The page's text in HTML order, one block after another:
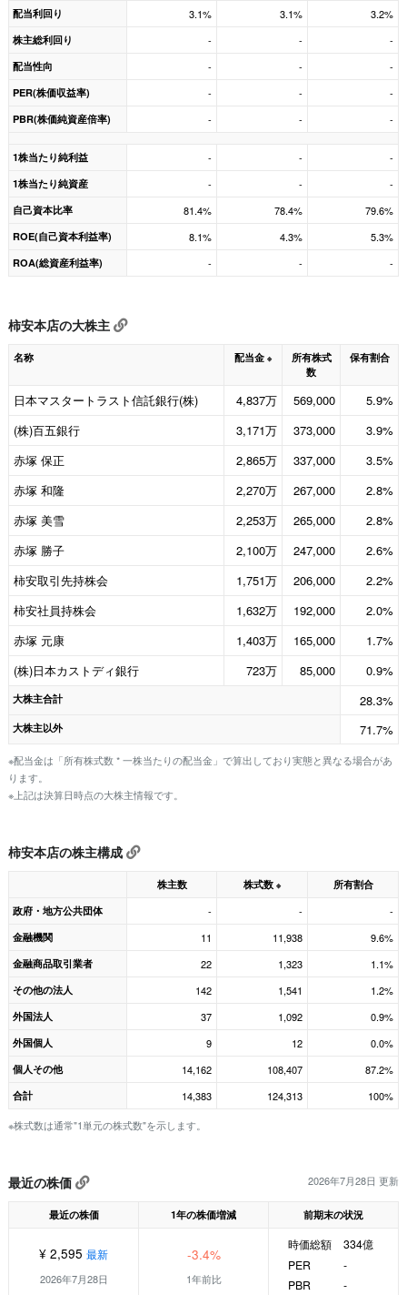
配当利回り 3.1% 3.1% 3.2%
株主総利回り - - -
配当性向 - - -
PER(株価収益率) - - -
PBR(株価純資産倍率) - - -
1株当たり純利益 - - -
1株当たり純資産 - - -
自己資本比率 81.4% 78.4% 79.6%
ROE(自己資本利益率) 8.1% 4.3% 5.3%
ROA(総資産利益率) - - -
柿安本店の大株主
名称 配当金 ※
所有株式
数
保有割合
日本マスタートラスト信託銀行(株) 4,837万 569,000
5.9%
(株)百五銀行
3,171万 373,000
3.9%
赤塚 保正
2,865万 337,000
3.5%
赤塚 和隆
2,270万 267,000
2.8%
赤塚 美雪
2,253万 265,000
2.8%
赤塚 勝子
2,100万 247,000
2.6%
柿安取引先持株会
1,751万 206,000
2.2%
柿安社員持株会
1,632万 192,000
2.0%
赤塚 元康
1,403万 165,000
1.7%
(株)日本カストディ銀行
723万 85,000 0.9%
大株主合計 28.3%
大株主以外 71.7%
※配当金は「所有株式数 * 一株当たりの配当金」で算出しており実態と異なる場合があ
ります。
※上記は決算日時点の大株主情報です。
柿安本店の株主構成
株主数 株式数 ※
所有割合
政府・地方公共団体
- - -
金融機関 11 11,938 9.6%
金融商品取引業者 22 1,323 1.1%
その他の法人 142 1,541 1.2%
外国法人 37 1,092 0.9%
外国個人 9 12 0.0%
個人その他 14,162 108,407 87.2%
合計 14,383 124,313
100%
※株式数は通常"1単元の株式数"を示します。
最近の株価 2026年7月28日 更新
最近の株価 1年の株価増減 前期末の状況
¥ 2,595 最新
2026年7月28日
-3.4%
1年前比
時価総額
334億
PER
-
PBR
-